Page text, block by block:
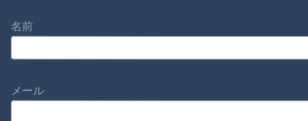
名前
メール